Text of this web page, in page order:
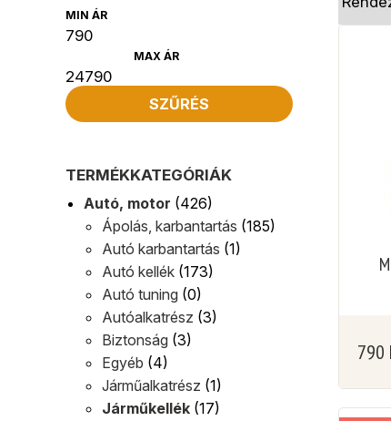
MIN ÁR
MAX ÁR
SZŰRÉS
TERMÉKKATEGÓRIÁK
Autó, motor (426)
Ápolás, karbantartás (185)
Autó karbantartás (1)
Autó kellék (173)
Autó tuning (0)
Autóalkatrész (3)
Biztonság (3)
Egyéb (4)
Járműalkatrész (1)
Járműkellék (17)
790